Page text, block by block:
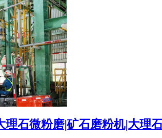
理石微粉磨|矿石磨粉机|大理